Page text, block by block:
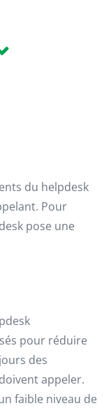
du helpdesk
Pour
pose une
pour réduire
des
appeler.
faible niveau de